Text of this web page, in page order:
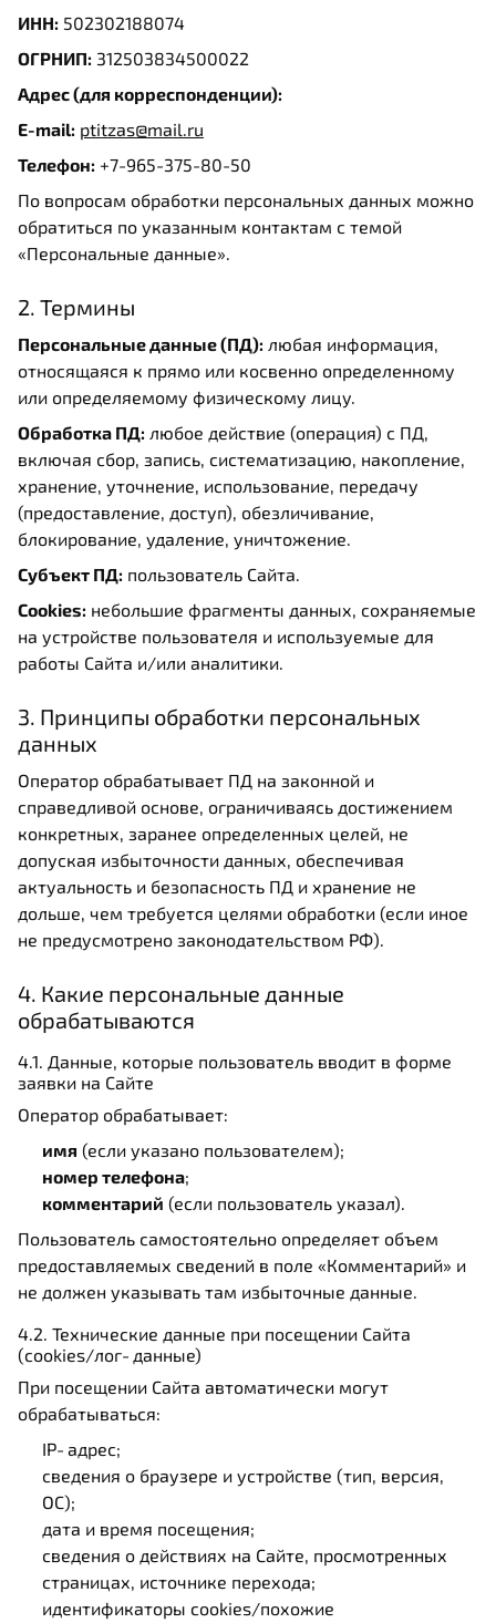
ИНН: 502302188074
ОГРНИП: 312503834500022
Адрес (для корреспонденции):
E-mail: ptitzas@mail.ru
Телефон: +7-965-375-80-50
По вопросам обработки персональных данных можно
обратиться по указанным контактам с темой
«Персональные данные».
2. Термины
Персональные данные (ПД): любая информация,
относящаяся к прямо или косвенно определенному
или определяемому физическому лицу.
Обработка ПД: любое действие (операция) с ПД,
включая сбор, запись, систематизацию, накопление,
хранение, уточнение, использование, передачу
(предоставление, доступ), обезличивание,
блокирование, удаление, уничтожение.
Субъект ПД: пользователь Сайта.
Cookies: небольшие фрагменты данных, сохраняемые
на устройстве пользователя и используемые для
работы Сайта и/или аналитики.
3. Принципы обработки персональных
данных
Оператор обрабатывает ПД на законной и
справедливой основе, ограничиваясь достижением
конкретных, заранее определенных целей, не
допуская избыточности данных, обеспечивая
актуальность и безопасность ПД и хранение не
дольше, чем требуется целями обработки (если иное
не предусмотрено законодательством РФ).
4. Какие персональные данные
обрабатываются
4.1. Данные, которые пользователь вводит в форме
заявки на Сайте
Оператор обрабатывает:
имя (если указано пользователем);
номер телефона;
комментарий (если пользователь указал).
Пользователь самостоятельно определяет объем
предоставляемых сведений в поле «Комментарий» и
не должен указывать там избыточные данные.
4.2. Технические данные при посещении Сайта
(cookies/лог‑данные)
При посещении Сайта автоматически могут
обрабатываться:
IP‑адрес;
сведения о браузере и устройстве (тип, версия,
ОС);
дата и время посещения;
сведения о действиях на Сайте, просмотренных
страницах, источнике перехода;
идентификаторы cookies/похожие